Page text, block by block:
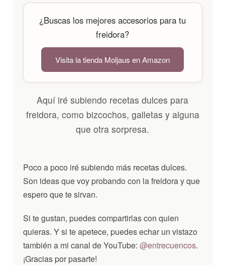
¿Buscas los mejores accesorios para tu
freidora?
Visita la tienda Moljaus en Amazon
Aquí iré subiendo recetas dulces para
freidora, como bizcochos, galletas y alguna
que otra sorpresa.
Poco a poco iré subiendo más recetas dulces.
Son ideas que voy probando con la freidora y que
espero que te sirvan.
Si te gustan, puedes compartirlas con quien
quieras. Y si te apetece, puedes echar un vistazo
también a mi canal de YouTube: @entrecuencos.
¡Gracias por pasarte!